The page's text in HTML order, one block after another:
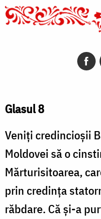
Glasul 8
Veniți credincioșii
Moldovei să o
Mărturisitoarea,
prin credința
răbdare. Că și-a